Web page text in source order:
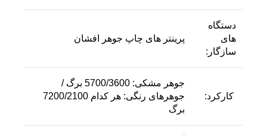
دستگاه
های
سازگار:
پرینتر های چاپ جوهر افشان
کارکرد:
جوهر مشکی: 5700/3600 برگ /
جوهرهای رنگی: هر کدام 7200/2100
برگ